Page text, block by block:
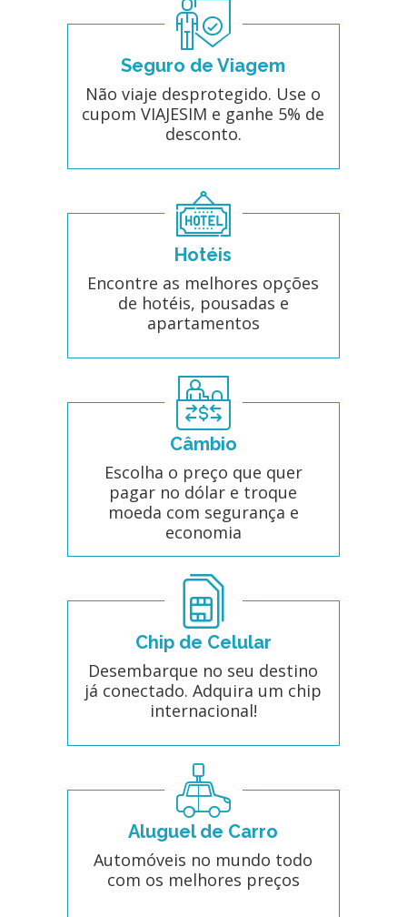
Seguro de Viagem
Não viaje desprotegido. Use o
cupom VIAJESIM e ganhe 5% de
desconto.
Hotéis
Encontre as melhores opções
de hotéis, pousadas e
apartamentos
Câmbio
Escolha o preço que quer
pagar no dólar e troque
moeda com segurança e
economia
Chip de Celular
Desembarque no seu destino
já conectado. Adquira um chip
internacional!
Aluguel de Carro
Automóveis no mundo todo
com os melhores preços